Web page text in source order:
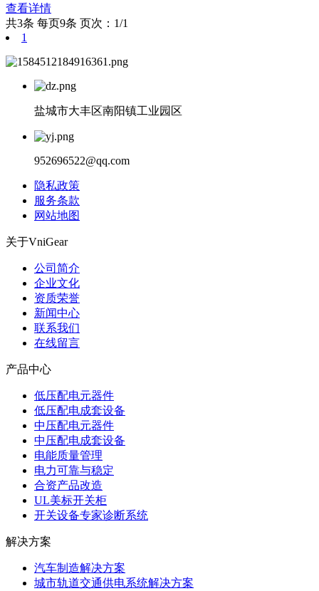
查看详情
共3条 每页9条 页次：1/1
1
盐城市大丰区南阳镇工业园区
952696522@qq.com
隐私政策
服务条款
网站地图
关于VniGear
公司简介
企业文化
资质荣誉
新闻中心
联系我们
在线留言
产品中心
低压配电元器件
低压配电成套设备
中压配电元器件
中压配电成套设备
电能质量管理
电力可靠与稳定
合资产品改造
UL美标开关柜
开关设备专家诊断系统
解决方案
汽车制造解决方案
城市轨道交通供电系统解决方案